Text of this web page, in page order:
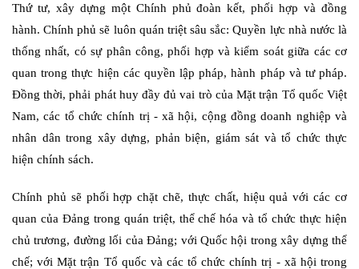
Thứ tư, xây dựng một Chính phủ đoàn kết, phối hợp và đồng
hành. Chính phủ sẽ luôn quán triệt sâu sắc: Quyền lực nhà nước là
thống nhất, có sự phân công, phối hợp và kiểm soát giữa các cơ
quan trong thực hiện các quyền lập pháp, hành pháp và tư pháp.
Đồng thời, phải phát huy đầy đủ vai trò của Mặt trận Tổ quốc Việt
Nam, các tổ chức chính trị - xã hội, cộng đồng doanh nghiệp và
nhân dân trong xây dựng, phản biện, giám sát và tổ chức thực
hiện chính sách.
Chính phủ sẽ phối hợp chặt chẽ, thực chất, hiệu quả với các cơ
quan của Đảng trong quán triệt, thể chế hóa và tổ chức thực hiện
chủ trương, đường lối của Đảng; với Quốc hội trong xây dựng thể
chế; với Mặt trận Tổ quốc và các tổ chức chính trị - xã hội trong